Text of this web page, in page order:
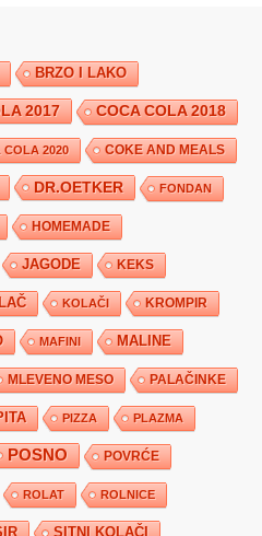
BRZO I LAKO
2017 COCA COLA 2018
COLA 2020 COKE AND MEALS
DR.OETKER FONDAN
HOMEMADE
JAGODE KEKS
KOLAČI KROMPIR
MAFINI MALINE
MLEVENO MESO PALAČINKE
PIZZA PLAZMA
POSNO POVRĆE
ROLAT ROLNICE
SITNI KOLAČI